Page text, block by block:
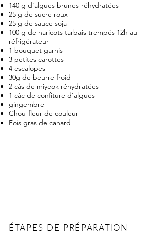
140 g d’algues brunes réhydratées
25 g de sucre roux
25 g de sauce soja
100 g de haricots tarbais trempés 12h au
réfrigérateur
1 bouquet garnis
3 petites carottes
4 escalopes
30g de beurre froid
2 càs de miyeok réhydratées
1 càc de confiture d’algues
gingembre
Chou-fleur de couleur
Fois gras de canard
ÉTAPES DE PRÉPARATION